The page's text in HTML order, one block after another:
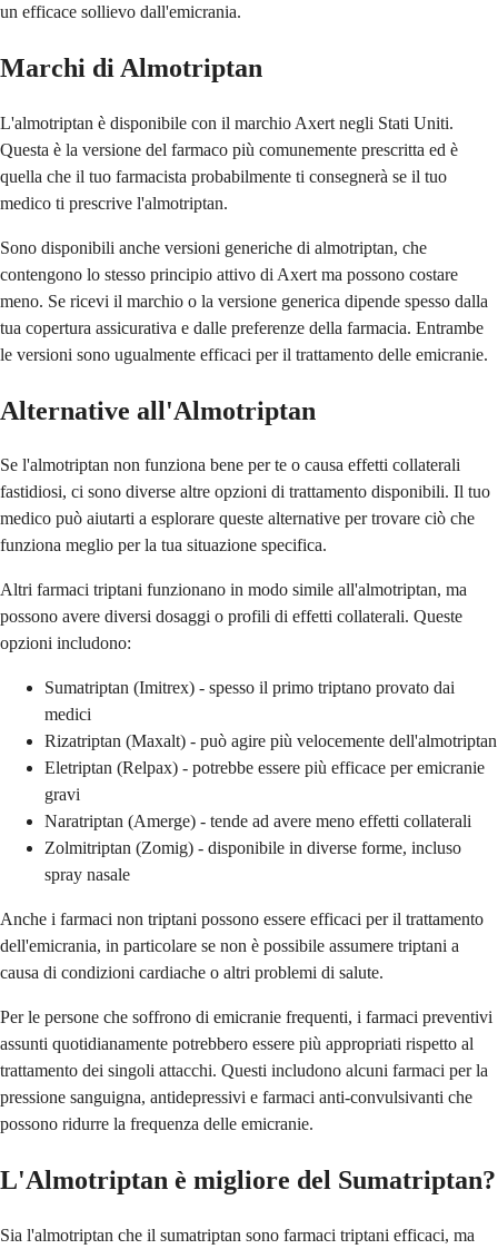
un efficace sollievo dall'emicrania.
Marchi di Almotriptan
L'almotriptan è disponibile con il marchio Axert negli Stati Uniti.
Questa è la versione del farmaco più comunemente prescritta ed è
quella che il tuo farmacista probabilmente ti consegnerà se il tuo
medico ti prescrive l'almotriptan.
Sono disponibili anche versioni generiche di almotriptan, che
contengono lo stesso principio attivo di Axert ma possono costare
meno. Se ricevi il marchio o la versione generica dipende spesso dalla
tua copertura assicurativa e dalle preferenze della farmacia. Entrambe
le versioni sono ugualmente efficaci per il trattamento delle emicranie.
Alternative all'Almotriptan
Se l'almotriptan non funziona bene per te o causa effetti collaterali
fastidiosi, ci sono diverse altre opzioni di trattamento disponibili. Il tuo
medico può aiutarti a esplorare queste alternative per trovare ciò che
funziona meglio per la tua situazione specifica.
Altri farmaci triptani funzionano in modo simile all'almotriptan, ma
possono avere diversi dosaggi o profili di effetti collaterali. Queste
opzioni includono:
Sumatriptan (Imitrex) - spesso il primo triptano provato dai
medici
Rizatriptan (Maxalt) - può agire più velocemente dell'almotriptan
Eletriptan (Relpax) - potrebbe essere più efficace per emicranie
gravi
Naratriptan (Amerge) - tende ad avere meno effetti collaterali
Zolmitriptan (Zomig) - disponibile in diverse forme, incluso
spray nasale
Anche i farmaci non triptani possono essere efficaci per il trattamento
dell'emicrania, in particolare se non è possibile assumere triptani a
causa di condizioni cardiache o altri problemi di salute.
Per le persone che soffrono di emicranie frequenti, i farmaci preventivi
assunti quotidianamente potrebbero essere più appropriati rispetto al
trattamento dei singoli attacchi. Questi includono alcuni farmaci per la
pressione sanguigna, antidepressivi e farmaci anti-convulsivanti che
possono ridurre la frequenza delle emicranie.
L'Almotriptan è migliore del Sumatriptan?
Sia l'almotriptan che il sumatriptan sono farmaci triptani efficaci, ma